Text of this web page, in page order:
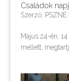
Családok
Szerző: PSZNE|
Május 24-én,
mellett,